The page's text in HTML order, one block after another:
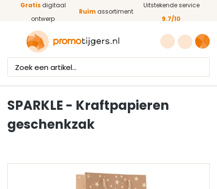
Ga naar de hoofdinhoud
Gratisdigitaal
ontwerp
Ruim assortiment
Uitstekende service
9.7/10
SPARKLE - Kraftpapieren
geschenkzak